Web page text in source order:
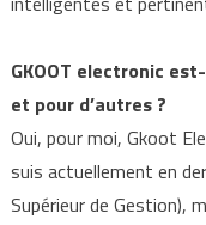
GKOOT electronic
et pour d’autres ?
Oui, pour moi, Gkoot
suis actuellement en
Supérieur de Gestion),